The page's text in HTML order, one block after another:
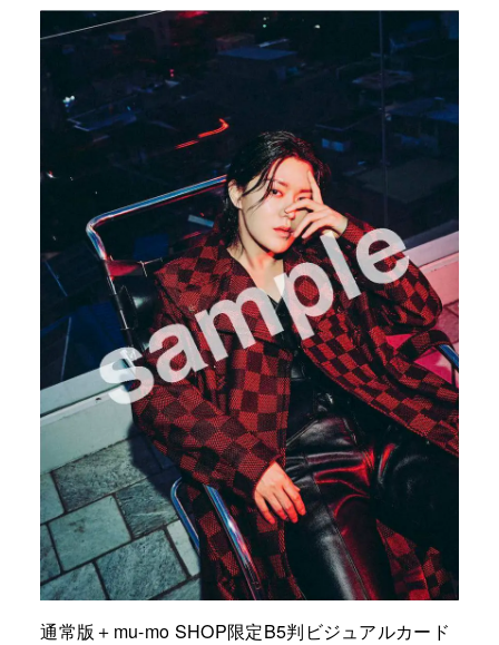
通常版＋mu-mo SHOP限定B5判ビジュアルカード